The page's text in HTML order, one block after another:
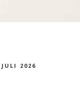
2026